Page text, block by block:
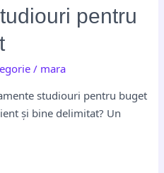
pentru
/ mara
studiouri pentru buget
și bine delimitat? Un